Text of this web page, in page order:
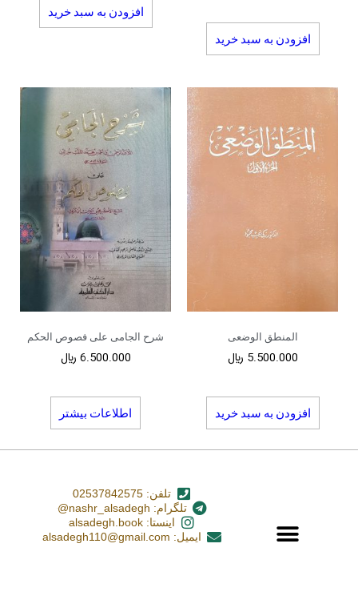
افزودن به سبد خرید
افزودن به سبد خرید
المنطق الوضعی
5.500.000 ﷼
افزودن به سبد خرید
شرح الجامی علی فصوص الحکم
6.500.000 ﷼
اطلاعات بیشتر
تلفن: 02537842575
تلگرام: nashr_alsadegh@
اینستا: alsadegh.book
ایمیل: alsadegh110@gmail.com